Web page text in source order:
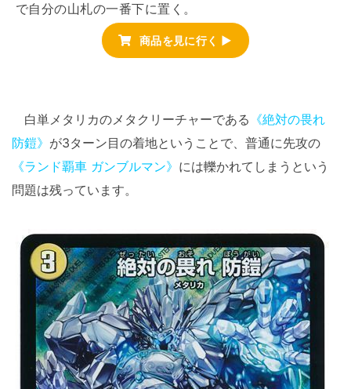
で自分の山札の一番下に置く。
商品を見に行く ▶
白単メタリカのメタクリーチャーである 《絶対の畏れ
防鎧》 が3ターン目の着地ということで、普通に先攻の
《ランド覇車 ガンブルマン》 には轢かれてしまうという
問題は残っています。